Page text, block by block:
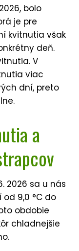
bolo
je pre
kvitnutia však
deň.
V
viac
dní, preto
a
2026 sa u nás
9,0 °C do
obdobie
chladnejšie